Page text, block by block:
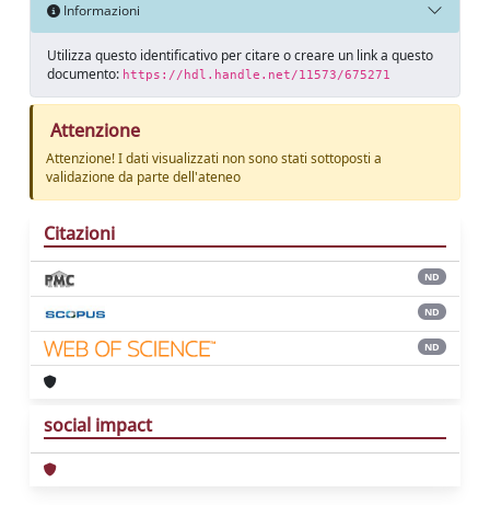
Informazioni
Utilizza questo identificativo per citare o creare un link a questo
documento: https://hdl.handle.net/11573/675271
Attenzione
Attenzione! I dati visualizzati non sono stati sottoposti a
validazione da parte dell'ateneo
Citazioni
ND
ND
ND
social impact